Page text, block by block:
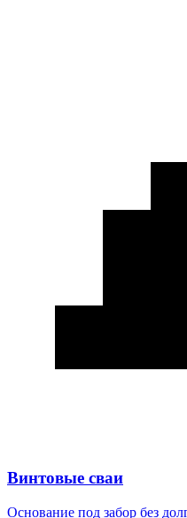
Винтовые сваи
Основание под забор без